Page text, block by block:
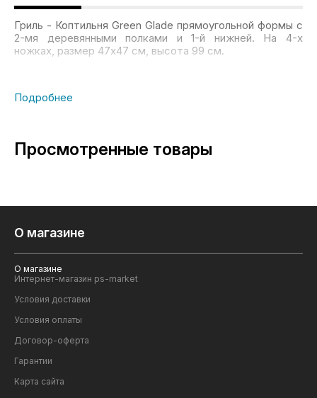
Гриль - Коптильня Green Glade прямоугольной формы с
2-мя деревянными полками и 1-й нижней. На 4-х
ножках, размер 47х47 см, высота 99 см.
Просмотренные товары
О магазине
О магазине
Интернет-магазин ps-market
Условия доставки
Условия оплаты
Договор-оферта
Гарантии
Карта сайта